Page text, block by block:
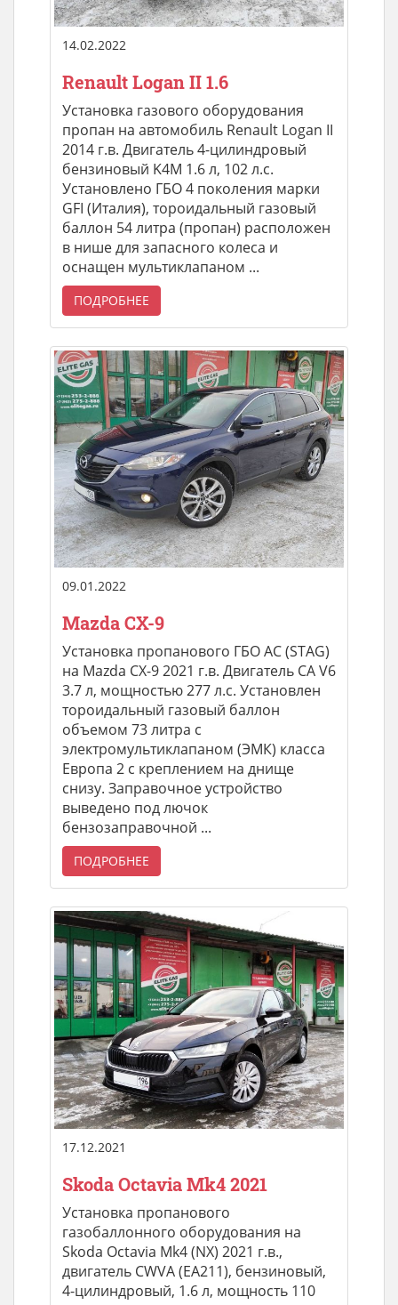
14.02.2022
Renault Logan II 1.6
Установка газового оборудования
пропан на автомобиль Renault Logan II
2014 г.в. Двигатель 4-цилиндровый
бензиновый K4M 1.6 л, 102 л.с.
Установлено ГБО 4 поколения марки
GFI (Италия), тороидальный газовый
баллон 54 литра (пропан) расположен
в нише для запасного колеса и
оснащен мультиклапаном ...
ПОДРОБНЕЕ
09.01.2022
Mazda CX-9
Установка пропанового ГБО AC (STAG)
на Mazda CX-9 2021 г.в. Двигатель CA V6
3.7 л, мощностью 277 л.с. Установлен
тороидальный газовый баллон
объемом 73 литра с
электромультиклапаном (ЭМК) класса
Европа 2 с креплением на днище
снизу. Заправочное устройство
выведено под лючок
бензозаправочной ...
ПОДРОБНЕЕ
17.12.2021
Skoda Octavia Mk4 2021
Установка пропанового
газобаллонного оборудования на
Skoda Octavia Mk4 (NX) 2021 г.в.,
двигатель CWVA (ЕA211), бензиновый,
4-цилиндровый, 1.6 л, мощность 110